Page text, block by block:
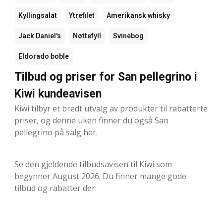
Kyllingsalat Ytrefilet Amerikansk whisky
Jack Daniel's Nøttefyll Svinebog
Eldorado boble
Tilbud og priser for San pellegrino i
Kiwi kundeavisen
Kiwi tilbyr et bredt utvalg av produkter til rabatterte
priser, og denne uken finner du også San
pellegrino på salg her.
Se den gjeldende tilbudsavisen til Kiwi som
begynner August 2026. Du finner mange gode
tilbud og rabatter der.